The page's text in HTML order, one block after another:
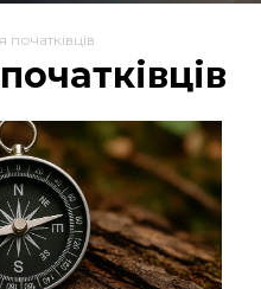
початківців